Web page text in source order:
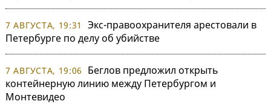
7 АВГУСТА, 19:31
Экс-правоохранителя арестовали в
Петербурге по делу об убийстве
7 АВГУСТА, 19:06
Беглов предложил открыть
контейнерную линию между Петербургом и
Монтевидео